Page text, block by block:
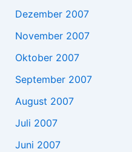
Dezember 2007
November 2007
Oktober 2007
September 2007
August 2007
Juli 2007
Juni 2007